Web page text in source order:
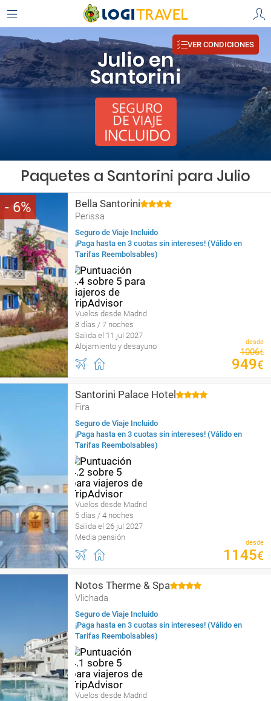
Julio en
Santorini
VER CONDICIONES
Paquetes a Santorini para Julio
6 Bella Santorini
Perissa
Seguro de Viaje Incluido
¡Paga hasta en 3 cuotas sin intereses! (Válido en
Tarifas Reembolsables)
Vuelos desde Madrid
8 días / 7 noches
Salida el 11 jul 2027
Alojamiento y desayuno
desde
1006€
949€
Santorini Palace Hotel
Fira
Seguro de Viaje Incluido
¡Paga hasta en 3 cuotas sin intereses! (Válido en
Tarifas Reembolsables)
Vuelos desde Madrid
5 días / 4 noches
Salida el 26 jul 2027
Media pensión
desde
1145€
Notos Therme & Spa
Vlichada
Seguro de Viaje Incluido
¡Paga hasta en 3 cuotas sin intereses! (Válido en
Tarifas Reembolsables)
Vuelos desde Madrid